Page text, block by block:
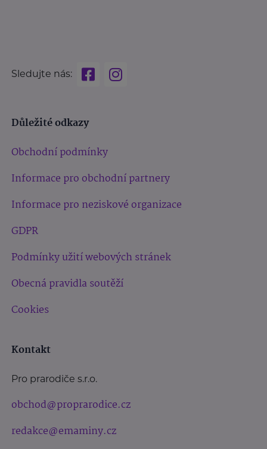
Sledujte nás:
Důležité odkazy
Obchodní podmínky
Informace pro obchodní partnery
Informace pro neziskové organizace
GDPR
Podmínky užití webových stránek
Obecná pravidla soutěží
Cookies
Kontakt
Pro prarodiče s.r.o.
obchod@proprarodice.cz
redakce@emaminy.cz